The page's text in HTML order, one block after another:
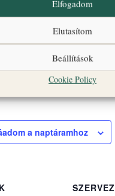
Elfogadom
Elutasítom
Beállítások
Cookie Policy
ház kertje – csend és
és vasárnap az
freskó-grafikás
mindenkit!
a naptáramhoz